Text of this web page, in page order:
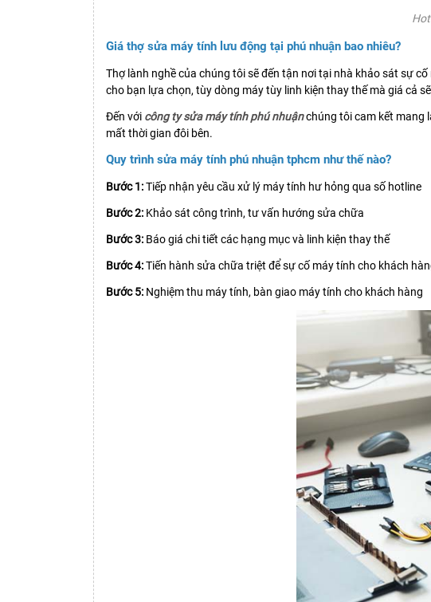
Giá thợ sửa máy tính lưu động tại phú nhuận bao nhiêu?
Thợ lành nghề của chúng tôi sẽ đến tận nơi tại nhà khảo sát sự
cho bạn lựa chọn, tùy dòng máy tùy linh kiện thay thế mà giá cả
Đến với công ty sửa máy tính phú nhuậnchúng tôi cam kết mang
mất thời gian đôi bên.
Quy trình sửa máy tính phú nhuận tphcm như thế nào?
Bước 1:Tiếp nhận yêu cầu xử lý máy tính hư hỏng qua số hotline
Bước 2: Khảo sát công trình, tư vấn hướng sửa chữa
Bước 3: Báo giá chi tiết các hạng mục và linh kiện thay thế
Bước 4:Tiến hành sửa chữa triệt để sự cố máy tính cho khách
Bước 5: Nghiệm thu máy tính, bàn giao máy tính cho khách hàng